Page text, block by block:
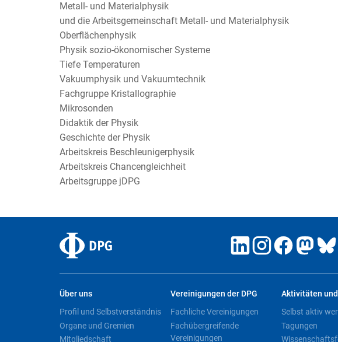
Metall- und Materialphysik
und die Arbeitsgemeinschaft Metall- und Materialphysik
Oberflächenphysik
Physik sozio-ökonomischer Systeme
Tiefe Temperaturen
Vakuumphysik und Vakuumtechnik
Fachgruppe Kristallographie
Mikrosonden
Didaktik der Physik
Geschichte der Physik
Arbeitskreis Beschleunigerphysik
Arbeitskreis Chancengleichheit
Arbeitsgruppe jDPG
Über uns
Profil und Selbstverständnis
Organe und Gremien
Mitgliedschaft
Vereinigungen der DPG
Fachliche Vereinigungen
Fachübergreifende
Vereinigungen
Aktivitäten
Selbst aktiv
Tagungen